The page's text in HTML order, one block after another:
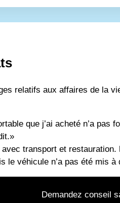
relatifs aux affaires de la
que j’ai acheté n’a pas
transport et
le véhicule n’a pas été mis
Demandez conseil